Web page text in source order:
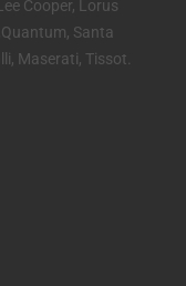
Cooper, Lorus
Santa
Maserati, Tissot.